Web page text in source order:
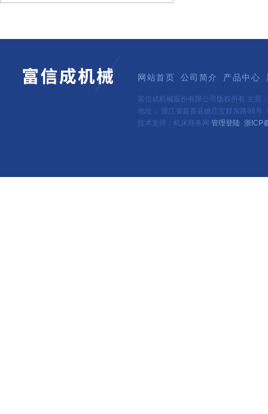
网站首页 公司简介 产品中心
富信成机械股份有限公司版权所有 主营：
地址： 浙江省嘉善县姚庄宝群东路88号
技术支持：机床商务网 管理登陆 浙ICP